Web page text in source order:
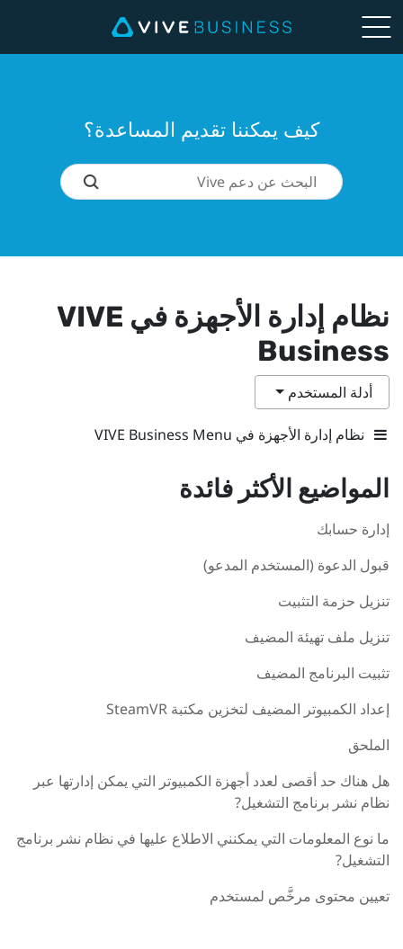
كيف يمكننا تقديم المساعدة؟
نظام إدارة الأجهزة في VIVE
Business
أدلة المستخدم
نظام إدارة الأجهزة في VIVE Business Menu
المواضيع الأكثر فائدة
إدارة حسابك
قبول الدعوة (المستخدم المدعو)
تنزيل حزمة التثبيت
تنزيل ملف تهيئة المضيف
تثبيت البرنامج المضيف
إعداد الكمبيوتر المضيف لتخزين مكتبة SteamVR
الملحق
هل هناك حد أقصى لعدد أجهزة الكمبيوتر التي يمكن إدارتها عبر
نظام نشر برنامج التشغيل?
ما نوع المعلومات التي يمكنني الاطلاع عليها في نظام نشر برنامج
التشغيل?
تعيين محتوى مرخَّص لمستخدم